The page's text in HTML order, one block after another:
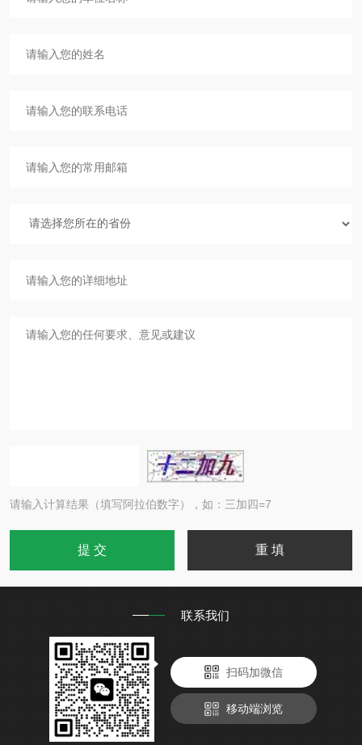
请输入计算结果（填写阿拉伯数字），如：三加四=7
联系我们
扫码加微信
移动端浏览